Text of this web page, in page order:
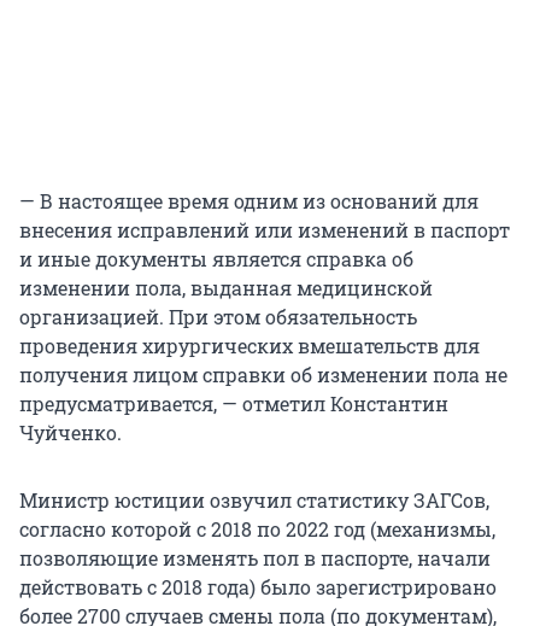
— В настоящее время одним из оснований для
внесения исправлений или изменений в паспорт
и иные документы является справка об
изменении пола, выданная медицинской
организацией. При этом обязательность
проведения хирургических вмешательств для
получения лицом справки об изменении пола не
предусматривается, — отметил Константин
Чуйченко.
Министр юстиции озвучил статистику ЗАГСов,
согласно которой с 2018 по 2022 год (механизмы,
позволяющие изменять пол в паспорте, начали
действовать с 2018 года) было зарегистрировано
более 2700 случаев смены пола (по документам),